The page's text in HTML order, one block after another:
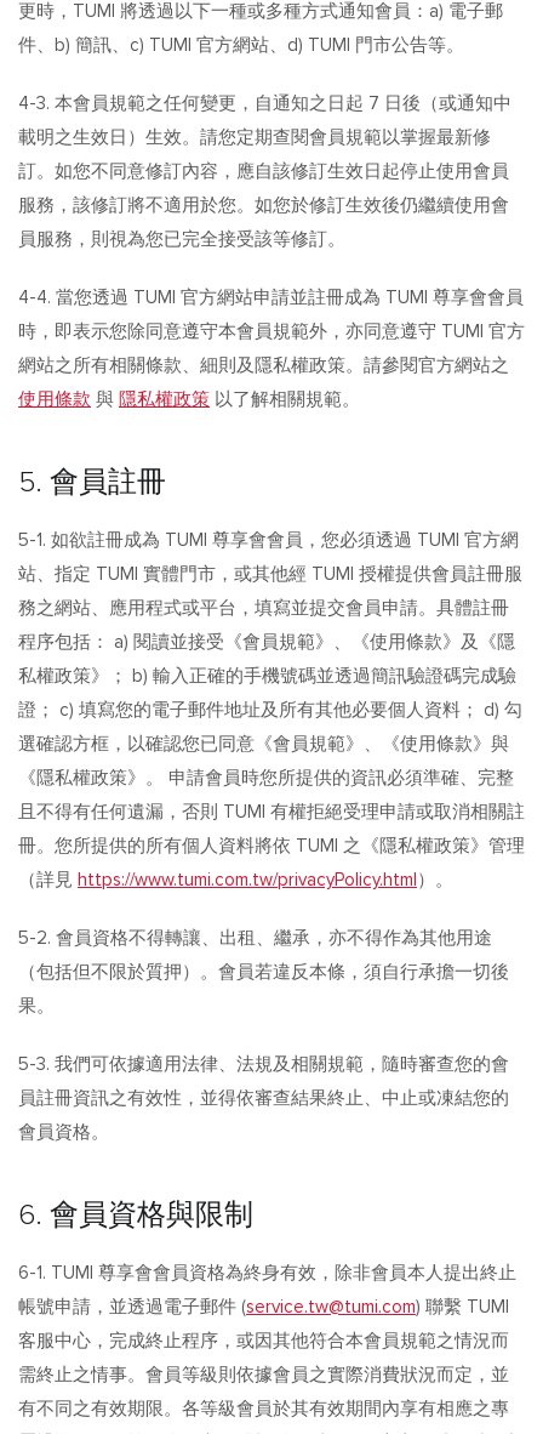
更時，TUMI 將透過以下一種或多種方式通知會員：a) 電子郵
件、b) 簡訊、c) TUMI 官方網站、d) TUMI 門市公告等。
4-3. 本會員規範之任何變更，自通知之日起 7 日後（或通知中
載明之生效日）生效。請您定期查閱會員規範以掌握最新修
訂。如您不同意修訂內容，應自該修訂生效日起停止使用會員
服務，該修訂將不適用於您。如您於修訂生效後仍繼續使用會
員服務，則視為您已完全接受該等修訂。
4-4. 當您透過 TUMI 官方網站申請並註冊成為 TUMI 尊享會會員
時，即表示您除同意遵守本會員規範外，亦同意遵守 TUMI 官方
網站之所有相關條款、細則及隱私權政策。請參閱官方網站之
使用條款 與 隱私權政策 以了解相關規範。
5. 會員註冊
5-1. 如欲註冊成為 TUMI 尊享會會員，您必須透過 TUMI 官方網
站、指定 TUMI 實體門市，或其他經 TUMI 授權提供會員註冊服
務之網站、應用程式或平台，填寫並提交會員申請。具體註冊
程序包括： a) 閱讀並接受《會員規範》、《使用條款》及《隱
私權政策》； b) 輸入正確的手機號碼並透過簡訊驗證碼完成驗
證； c) 填寫您的電子郵件地址及所有其他必要個人資料； d) 勾
選確認方框，以確認您已同意《會員規範》、《使用條款》與
《隱私權政策》。 申請會員時您所提供的資訊必須準確、完整
且不得有任何遺漏，否則 TUMI 有權拒絕受理申請或取消相關註
冊。您所提供的所有個人資料將依 TUMI 之《隱私權政策》管理
（詳見 https://www.tumi.com.tw/privacyPolicy.html ）。
5-2. 會員資格不得轉讓、出租、繼承，亦不得作為其他用途
（包括但不限於質押）。會員若違反本條，須自行承擔一切後
果。
5-3. 我們可依據適用法律、法規及相關規範，隨時審查您的會
員註冊資訊之有效性，並得依審查結果終止、中止或凍結您的
會員資格。
6. 會員資格與限制
6-1. TUMI 尊享會會員資格為終身有效，除非會員本人提出終止
帳號申請，並透過電子郵件 (service.tw@tumi.com) 聯繫 TUMI
客服中心，完成終止程序，或因其他符合本會員規範之情況而
需終止之情事。會員等級則依據會員之實際消費狀況而定，並
有不同之有效期限。各等級會員於其有效期間內享有相應之專